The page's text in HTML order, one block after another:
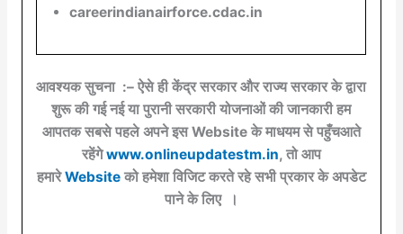
careerindianairforce.cdac.in
आवश्यक सुचना :– ऐसे ही केंद्र सरकार और राज्य सरकार के द्वारा
शुरू की गई नई या पुरानी सरकारी योजनाओं की जानकारी हम
आपतक सबसे पहले अपने इस Website के माधयम से पहुँचआते
रहेंगेwww.onlineupdatestm.in, तो आप
हमारेWebsiteको हमेशा विजिट करते रहे सभी प्रकार के अपडेट
पाने के लिए ।